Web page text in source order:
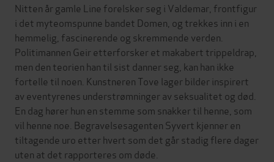
Nitten år gamle Line forelsker seg i Valdemar, frontfigur
i det myteomspunne bandet Domen, og trekkes inn i en
hemmelig, fascinerende og skremmende verden.
Politimannen Geir etterforsker et makabert trippeldrap,
men den teorien han til sist danner seg, kan han ikke
fortelle til noen. Kunstneren Tove lager bilder inspirert
av eventyrenes understrømninger av seksualitet og død.
En dag hører hun en stemme som snakker til henne, som
vil henne noe. Begravelsesagenten Syvert kjenner en
tiltagende uro etter hvert som det går stadig flere dager
uten at det rapporteres om døde.